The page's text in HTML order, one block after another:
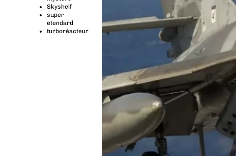
Skyshelf
super
etendard
turboréacteur